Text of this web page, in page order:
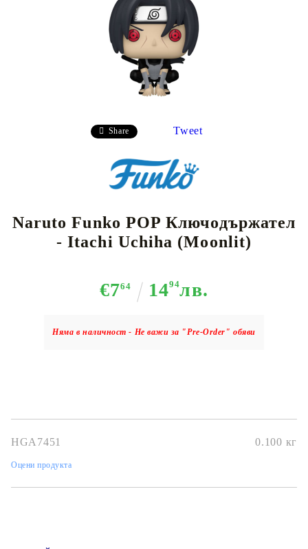
Share Tweet
Naruto Funko POP Ключодържател
- Itachi Uchiha (Moonlit)
€764 1494лв.
Няма в наличност - Не важи за "Pre-Order" обяви
HGA7451 0.100 кг
Оцени продукта